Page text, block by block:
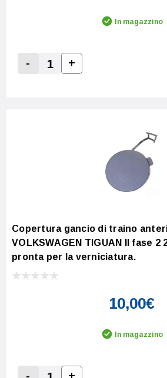
In magazzino
Decrease Quantity:
-
Increase Quantity:
+
Copertura gancio di traino
VOLKSWAGEN TIGUAN II fase 2
pronta per la verniciatura.
10,00€
In magazzino